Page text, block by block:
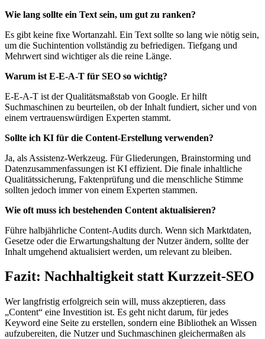
Wie lang sollte ein Text sein, um gut zu ranken?
Es gibt keine fixe Wortanzahl. Ein Text sollte so lang wie nötig sein,
um die Suchintention vollständig zu befriedigen. Tiefgang und
Mehrwert sind wichtiger als die reine Länge.
Warum ist E-E-A-T für SEO so wichtig?
E-E-A-T ist der Qualitätsmaßstab von Google. Er hilft
Suchmaschinen zu beurteilen, ob der Inhalt fundiert, sicher und von
einem vertrauenswürdigen Experten stammt.
Sollte ich KI für die Content-Erstellung verwenden?
Ja, als Assistenz-Werkzeug. Für Gliederungen, Brainstorming und
Datenzusammenfassungen ist KI effizient. Die finale inhaltliche
Qualitätssicherung, Faktenprüfung und die menschliche Stimme
sollten jedoch immer von einem Experten stammen.
Wie oft muss ich bestehenden Content aktualisieren?
Führe halbjährliche Content-Audits durch. Wenn sich Marktdaten,
Gesetze oder die Erwartungshaltung der Nutzer ändern, sollte der
Inhalt umgehend aktualisiert werden, um relevant zu bleiben.
Fazit: Nachhaltigkeit statt Kurzzeit-SEO
Wer langfristig erfolgreich sein will, muss akzeptieren, dass
„Content“ eine Investition ist. Es geht nicht darum, für jedes
Keyword eine Seite zu erstellen, sondern eine Bibliothek an Wissen
aufzubereiten, die Nutzer und Suchmaschinen gleichermaßen als